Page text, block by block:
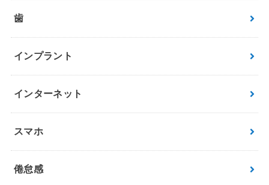
歯
インプラント
インターネット
スマホ
倦怠感